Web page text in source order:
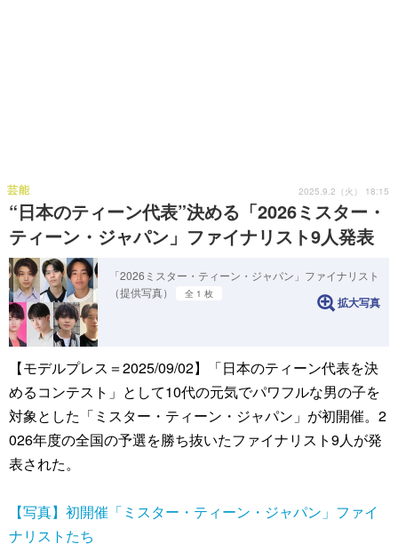
“日本のティーン代表”決める「2026ミスター・
ティーン・ジャパン」ファイナリスト9人発表
芸能 2025.9.2（火） 18:15
「2026ミスター・ティーン・ジャパン」ファイナリスト
（提供写真）
全 1 枚
拡大写真
【モデルプレス＝2025/09/02】「日本のティーン代表を決
めるコンテスト」として10代の元気でパワフルな男の子を
対象とした「ミスター・ティーン・ジャパン」が初開催。2
026年度の全国の予選を勝ち抜いたファイナリスト9人が発
表された。
【写真】初開催「ミスター・ティーン・ジャパン」ファイ
ナリストたち